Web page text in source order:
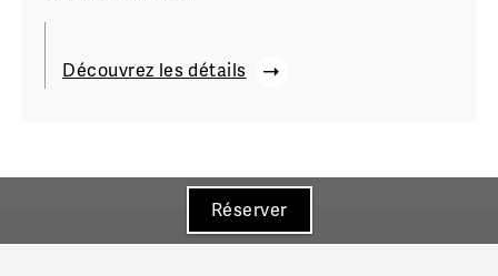
Découvrez les détails
Réserver